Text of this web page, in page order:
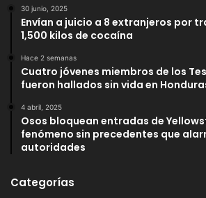
30 junio, 2025
Envían a juicio a 8 extranjeros por
1,500 kilos de cocaína
Hace 2 semanas
Cuatro jóvenes miembros de los
fueron hallados sin vida en
4 abril, 2025
Osos bloquean entradas de
fenómeno sin precedentes que
autoridades
Categorías